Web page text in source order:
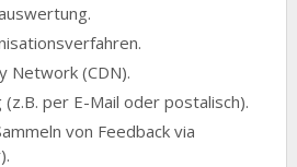
Network (CDN).
per E-Mail oder postalisch).
von Feedback via